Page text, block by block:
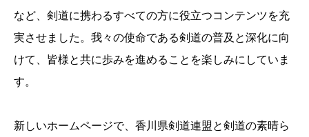
など、剣道に携わるすべての方に役立つコンテンツを充
実させました。我々の使命である剣道の普及と深化に向
けて、皆様と共に歩みを進めることを楽しみにしていま
す。
新しいホームページで、香川県剣道連盟と剣道の素晴ら